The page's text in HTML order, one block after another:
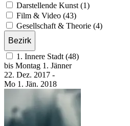
Darstellende Kunst (1)
Film & Video (43)
Gesellschaft & Theorie (4)
Bezirk
1. Innere Stadt (48)
bis Montag 1. Jänner
22. Dez. 2017 -
Mo 1. Jän. 2018